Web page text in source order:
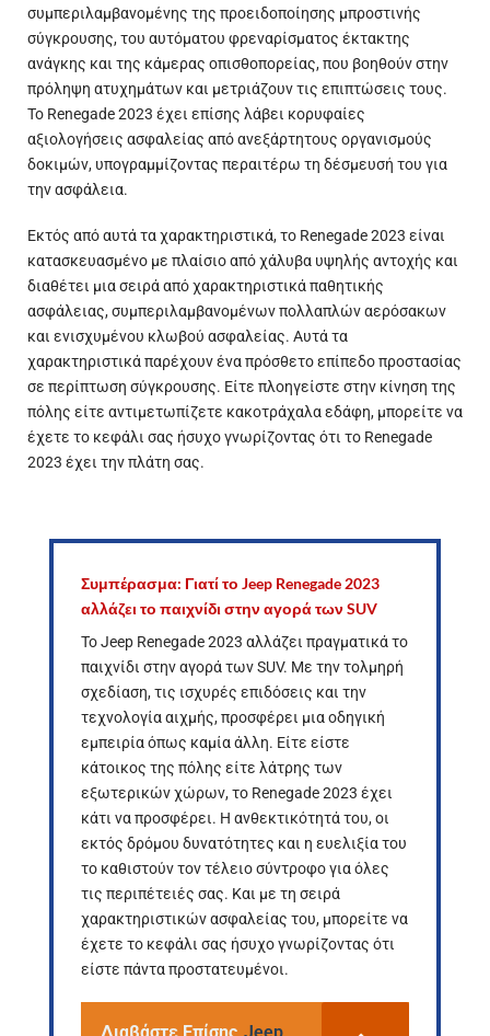
συμπεριλαμβανομένης της προειδοποίησης μπροστινής
σύγκρουσης, του αυτόματου φρεναρίσματος έκτακτης
ανάγκης και της κάμερας οπισθοπορείας, που βοηθούν στην
πρόληψη ατυχημάτων και μετριάζουν τις επιπτώσεις τους.
Το Renegade 2023 έχει επίσης λάβει κορυφαίες
αξιολογήσεις ασφαλείας από ανεξάρτητους οργανισμούς
δοκιμών, υπογραμμίζοντας περαιτέρω τη δέσμευσή του για
την ασφάλεια.
Εκτός από αυτά τα χαρακτηριστικά, το Renegade 2023 είναι
κατασκευασμένο με πλαίσιο από χάλυβα υψηλής αντοχής και
διαθέτει μια σειρά από χαρακτηριστικά παθητικής
ασφάλειας, συμπεριλαμβανομένων πολλαπλών αερόσακων
και ενισχυμένου κλωβού ασφαλείας. Αυτά τα
χαρακτηριστικά παρέχουν ένα πρόσθετο επίπεδο προστασίας
σε περίπτωση σύγκρουσης. Είτε πλοηγείστε στην κίνηση της
πόλης είτε αντιμετωπίζετε κακοτράχαλα εδάφη, μπορείτε να
έχετε το κεφάλι σας ήσυχο γνωρίζοντας ότι το Renegade
2023 έχει την πλάτη σας.
Συμπέρασμα: Γιατί το Jeep Renegade 2023
αλλάζει το παιχνίδι στην αγορά τωνSUV
Το Jeep Renegade 2023 αλλάζει πραγματικά το
παιχνίδι στην αγορά των SUV. Με την τολμηρή
σχεδίαση, τις ισχυρές επιδόσεις και την
τεχνολογία αιχμής, προσφέρει μια οδηγική
εμπειρία όπως καμία άλλη. Είτε είστε
κάτοικος της πόλης είτε λάτρης των
εξωτερικών χώρων, το Renegade 2023 έχει
κάτι να προσφέρει. Η ανθεκτικότητά του, οι
εκτός δρόμου δυνατότητες και η ευελιξία του
το καθιστούν τον τέλειο σύντροφο για όλες
τις περιπέτειές σας. Και με τη σειρά
χαρακτηριστικών ασφαλείας του, μπορείτε να
έχετε το κεφάλι σας ήσυχο γνωρίζοντας ότι
είστε πάντα προστατευμένοι.